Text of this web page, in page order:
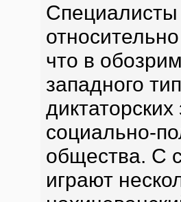
Специалисты
что в
западного
социально-
общества. С
играют